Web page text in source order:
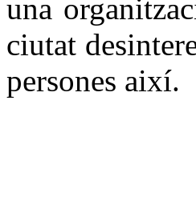
una
ciutat
persones així.